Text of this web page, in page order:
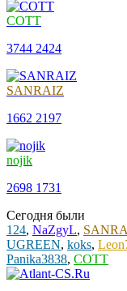
COTT
3744 2424
SANRAIZ
1662 2197
nojik
2698 1731
Сегодня были
124, NaZgyL,
UGREEN, koks,
Panika3838, COTT